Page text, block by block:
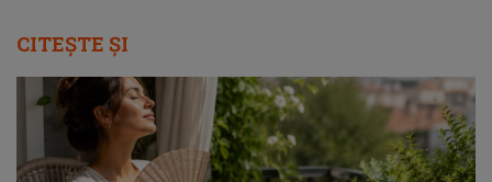
CITEȘTE ȘI